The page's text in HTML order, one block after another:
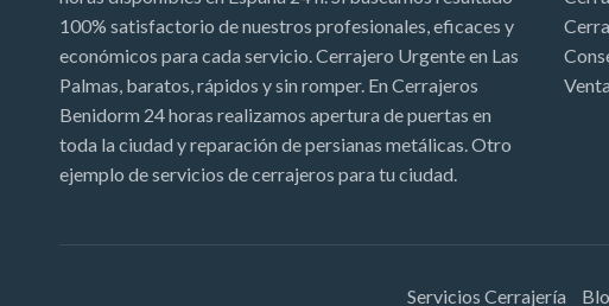
100% satisfactorio de nuestros profesionales, eficaces y
económicos para cada servicio. Cerrajero Urgente en Las
Palmas, baratos, rápidos y sin romper. En Cerrajeros
Benidorm 24 horas realizamos apertura de puertas en
toda la ciudad y reparación de persianas metálicas. Otro
ejemplo de servicios de cerrajeros para tu ciudad.
Servicios Cerrajería